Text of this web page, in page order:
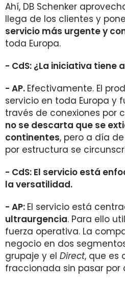
Ahí, DB Schenker
llega de los clientes y
servicio más urgente y
toda Europa.
- CdS: ¿La iniciativa tiene
- AP. Efectivamente. El
servicio en toda Europa y
través de conexiones por
no se descarta que se
continentes, pero a día
por estructura se
- CdS: El servicio está
la versatilidad.
- AP: El servicio está
ultraurgencia. Para ello
fuerza operativa. La
negocio en dos
grupaje y el Direct, que es
fraccionada sin pasar por